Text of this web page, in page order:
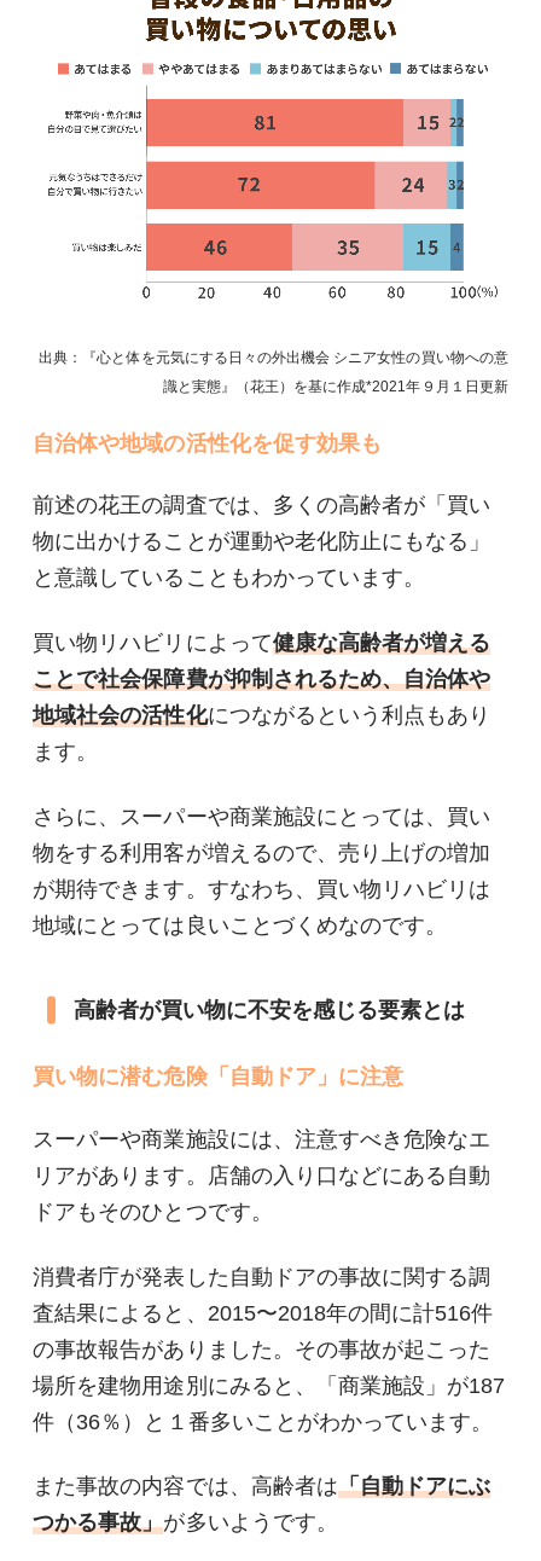
出典：『心と体を元気にする日々の外出機会 シニア女性の買い物への意
識と実態』（花王）を基に作成 2021年９月１日更新
自治体や地域の活性化を促す効果も
前述の花王の調査では、多くの高齢者が「買い
物に出かけることが運動や老化防止にもなる」
と意識していることもわかっています。
買い物リハビリによって健康な高齢者が増える
ことで社会保障費が抑制されるため、自治体や
地域社会の活性化につながるという利点もあり
ます。
さらに、スーパーや商業施設にとっては、買い
物をする利用客が増えるので、売り上げの増加
が期待できます。すなわち、買い物リハビリは
地域にとっては良いことづくめなのです。
高齢者が買い物に不安を感じる要素とは
買い物に潜む危険「自動ドア」に注意
スーパーや商業施設には、注意すべき危険なエ
リアがあります。店舗の入り口などにある自動
ドアもそのひとつです。
消費者庁が発表した自動ドアの事故に関する調
査結果によると、2015〜2018年の間に計516件
の事故報告がありました。その事故が起こった
場所を建物用途別にみると、「商業施設」が187
件（36％）と１番多いことがわかっています。
また事故の内容では、高齢者は「自動ドアにぶ
つかる事故」が多いようです。